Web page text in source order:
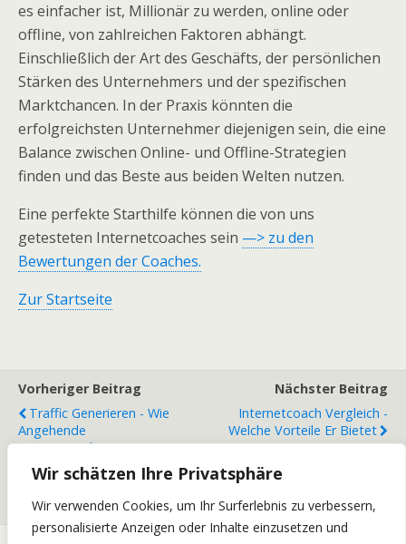
Wir schätzen Ihre Privatsphäre
Wir verwenden Cookies, um Ihr Surferlebnis zu verbessern,
personalisierte Anzeigen oder Inhalte einzusetzen und
es einfacher ist, Millionär zu werden, online oder
offline, von zahlreichen Faktoren abhängt.
Einschließlich der Art des Geschäfts, der persönlichen
Stärken des Unternehmers und der spezifischen
Marktchancen. In der Praxis könnten die
erfolgreichsten Unternehmer diejenigen sein, die eine
Balance zwischen Online- und Offline-Strategien
finden und das Beste aus beiden Welten nutzen.
Eine perfekte Starthilfe können die von uns
getesteten Internetcoaches sein —> zu den
Bewertungen der Coaches.
Zur Startseite
Vorheriger Beitrag
Traffic Generieren - Wie
Angehende
Internetmarketer Dies
Kostengünstig Haben
Können, Ohne Sich Finanziell
Zu Verausgaben
Nächster Beitrag
Internetcoach Vergleich -
Welche Vorteile Er Bietet